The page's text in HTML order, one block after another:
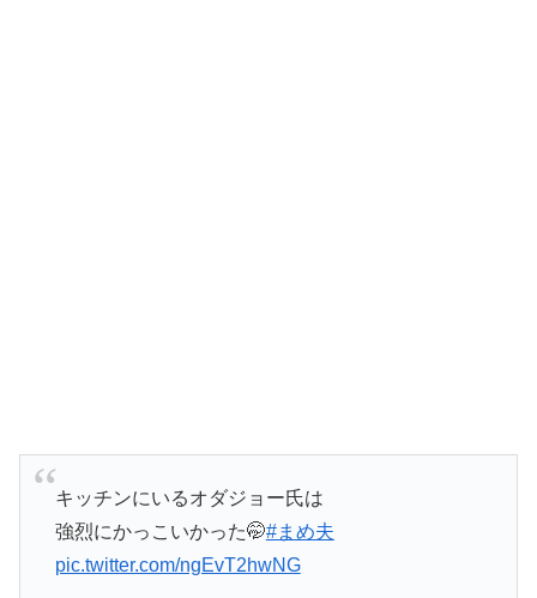
キッチンにいるオダジョー氏は
強烈にかっこいかった🤭#まめ夫
pic.twitter.com/ngEvT2hwNG